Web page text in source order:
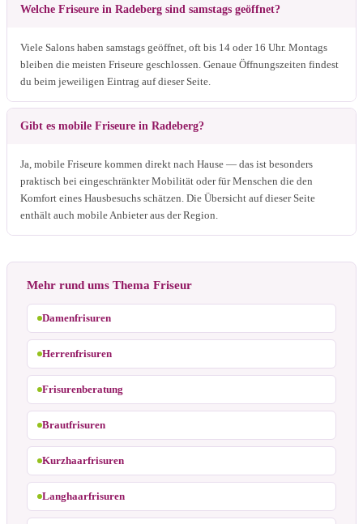
Welche Friseure in Radeberg sind samstags geöffnet?
Viele Salons haben samstags geöffnet, oft bis 14 oder 16 Uhr. Montags
bleiben die meisten Friseure geschlossen. Genaue Öffnungszeiten findest
du beim jeweiligen Eintrag auf dieser Seite.
Gibt es mobile Friseure in Radeberg?
Ja, mobile Friseure kommen direkt nach Hause — das ist besonders
praktisch bei eingeschränkter Mobilität oder für Menschen die den
Komfort eines Hausbesuchs schätzen. Die Übersicht auf dieser Seite
enthält auch mobile Anbieter aus der Region.
Mehr rund ums Thema Friseur
Damenfrisuren
Herrenfrisuren
Frisurenberatung
Brautfrisuren
Kurzhaarfrisuren
Langhaarfrisuren